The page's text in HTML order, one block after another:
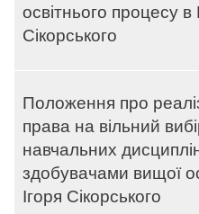
освітнього процесу в
Сікорського
Положення про
права на вільний
навчальних
здобувачами вищої
Ігоря Сікорського